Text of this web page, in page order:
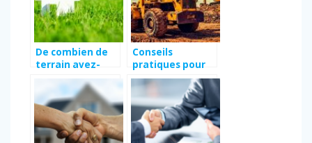
De combien de
terrain avez-
vous besoin pour
construire une
maison de 100
m² ?
Conseils
pratiques pour
trouver le
terrain ideal a La
Rochelle